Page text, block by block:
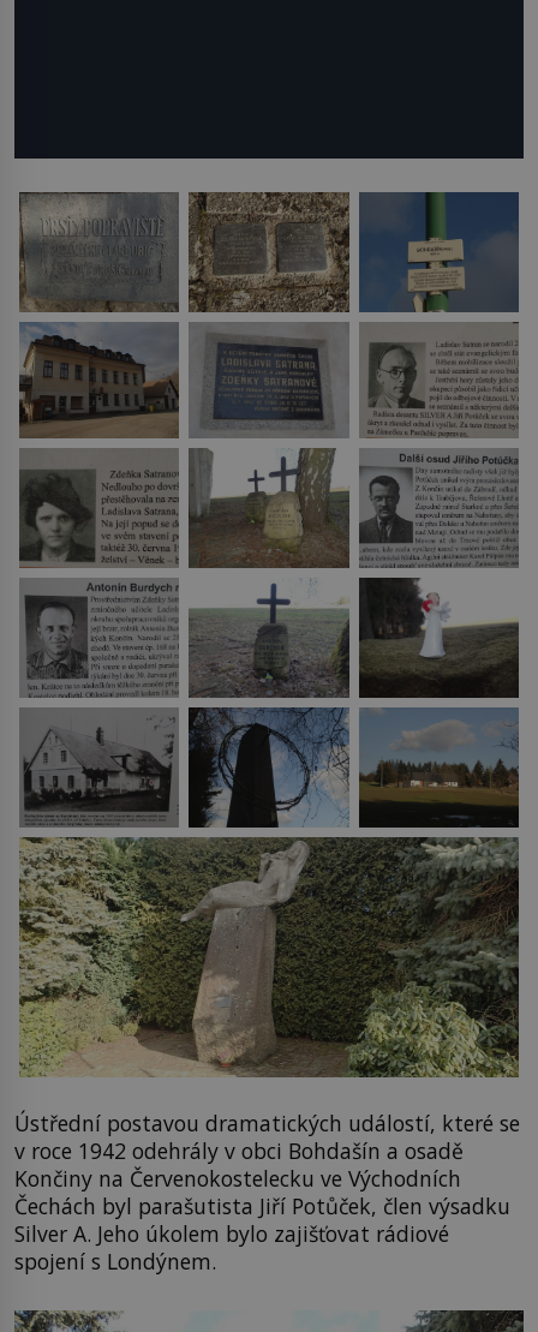
Ústřední postavou dramatických událostí, které se
v roce 1942 odehrály v obci Bohdašín a osadě
Končiny na Červenokostelecku ve Východních
Čechách byl parašutista Jiří Potůček, člen výsadku
Silver A. Jeho úkolem bylo zajišťovat rádiové
spojení s Londýnem.